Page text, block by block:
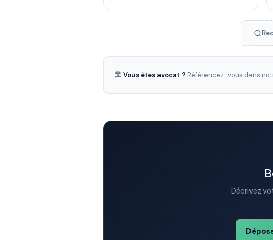
🏛️ Vous êtes avocat ? Référencez-vous dans
Décrivez